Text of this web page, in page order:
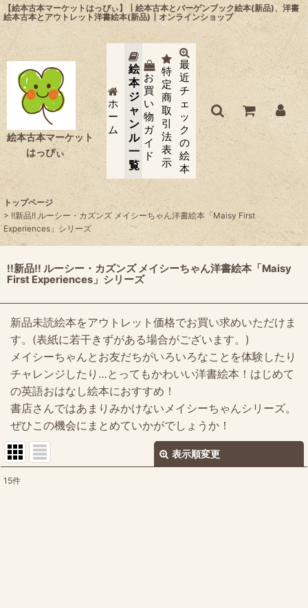
【絵本古本マーケットはっぴぃ】┃絵本古本とバーゲンブック絵本(新品)、洋書
絵本古本とアウトレット洋書絵本(新品)┃オンラインショップ
絵本古本マーケット
はっぴぃ
ホ
ー
ム
絵
本
ジ
ャ
ン
ル
一
覧
お
買
い
物
ガ
イ
ド
特
定
商
取
引
法
表
示
最
近
チ
ェ
ッ
ク
の
絵
本
トップページ
> !!新品!! ルーシー・カズンズ メイシーちゃん洋書絵本「Maisy First
Experiences」シリーズ
!!新品!! ルーシー・カズンズ メイシーちゃん洋書絵本「Maisy
First Experiences」シリーズ
新品未読絵本をアウトレット価格でお買い求めいただけま
す。(表紙に若干きずがある場合がございます。)
メイシーちゃんとお友だちがいろいろなことを体験したり
チャレンジしたり…とってもかわいい洋書絵本！はじめて
の英語おはなし絵本におすすめ！
書店さんではあまりみかけないメイシーちゃんシリーズ。
ぜひこの機会にまとめていかがでしょうか！
表示順変更
15件